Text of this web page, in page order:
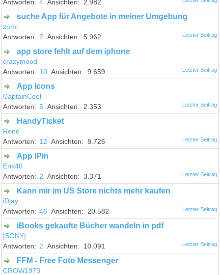
4
2.982
suche App für Angebote in meiner Umgebung
zomi
7
5.962
app store fehlt auf dem iphone
crazymood
10
9.659
App Icons
CaptainCool
5
2.353
HandyTicket
René
12
8.726
App IPin
Erik40
2
3.371
Kann mir im US Store nichts mehr kaufen
iDjay
46
20.582
iBooks gekaufte Bücher wandeln in pdf
|SONY|
2
10.091
FFM - Free Foto Messenger
CROW1973